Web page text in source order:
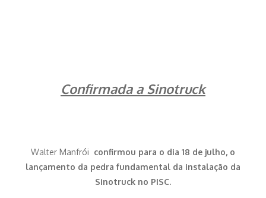
Confirmada a Sinotruck
Walter Manfrói confirmou para o dia 18 de julho, o
lançamento da pedra fundamental da instalação da
Sinotruck no PISC.